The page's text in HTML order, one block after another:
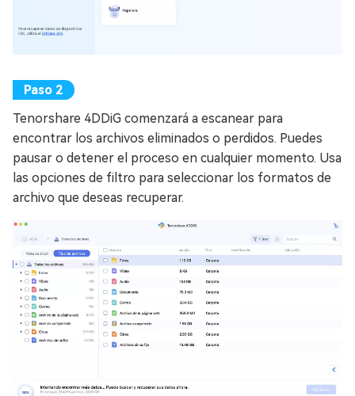
Tenorshare 4DDiG comenzará a escanear para
encontrar los archivos eliminados o perdidos. Puedes
pausar o detener el proceso en cualquier momento. Usa
las opciones de filtro para seleccionar los formatos de
archivo que deseas recuperar.